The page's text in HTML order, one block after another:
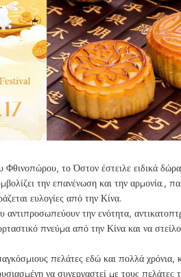
το Όστον έστειλε ειδικά
την επανένωση και την αρμονία.,
ευλογίες από την Κίνα.
την ενότητα,
πνεύμα από την Κίνα και να
πελάτες εδώ και πολλά χρόνια,
να συνεργαστεί με τους πελάτες